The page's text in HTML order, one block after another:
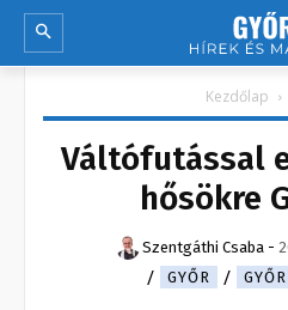
Kezdőlap
Váltófutással
hősökre
Szentgáthi Csaba -
GYŐR